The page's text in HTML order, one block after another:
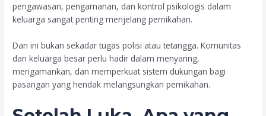
pengawasan, pengamanan, dan kontrol psikologis dalam
keluarga sangat penting menjelang pernikahan.
Dan ini bukan sekadar tugas polisi atau tetangga. Komunitas
dan keluarga besar perlu hadir dalam menyaring,
mengamankan, dan memperkuat sistem dukungan bagi
pasangan yang hendak melangsungkan pernikahan.